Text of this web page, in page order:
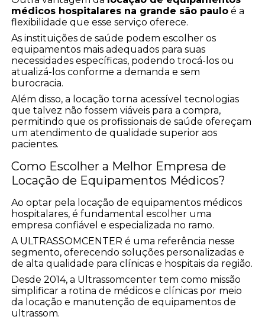
médicos hospitalares na grande são paulo é a
flexibilidade que esse serviço oferece.
As instituições de saúde podem escolher os
equipamentos mais adequados para suas
necessidades específicas, podendo trocá-los ou
atualizá-los conforme a demanda e sem
burocracia.
Além disso, a locação torna acessível tecnologias
que talvez não fossem viáveis para a compra,
permitindo que os profissionais de saúde ofereçam
um atendimento de qualidade superior aos
pacientes.
Como Escolher a Melhor Empresa de
Locação de Equipamentos Médicos?
Ao optar pela locação de equipamentos médicos
hospitalares, é fundamental escolher uma
empresa confiável e especializada no ramo.
A ULTRASSOMCENTER é uma referência nesse
segmento, oferecendo soluções personalizadas e
de alta qualidade para clínicas e hospitais da região.
Desde 2014, a Ultrassomcenter tem como missão
simplificar a rotina de médicos e clínicas por meio
da locação e manutenção de equipamentos de
ultrassom.